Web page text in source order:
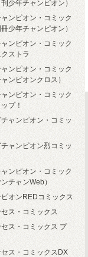
少年チャンピオン）
ンピオン・コミック
少年チャンピオン）
ンピオン・コミック
ストラ
ンピオン・コミック
ンピオンクロス）
ンピオン・コミック
プ！
ャンピオン・コミッ
ャンピオン烈コミッ
ンピオン・コミック
チャンWeb）
オンREDコミックス
ス・コミックス
ス・コミックス プ
セス・コミックスDX